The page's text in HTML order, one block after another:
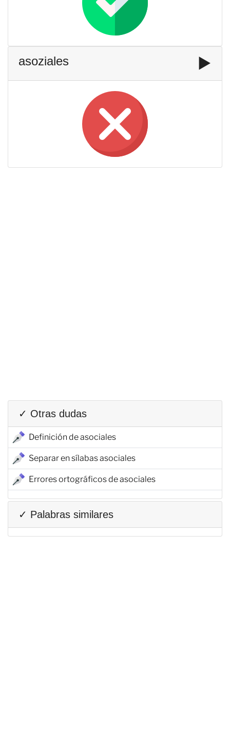
asoziales ▶️
✓ Otras dudas
Definición de asociales
Separar en sílabas asociales
Errores ortográficos de asociales
✓ Palabras similares